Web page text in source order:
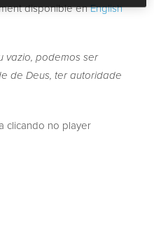
disponible enEnglish
vazio, podemos ser
de Deus, ter autoridade
clicando no player